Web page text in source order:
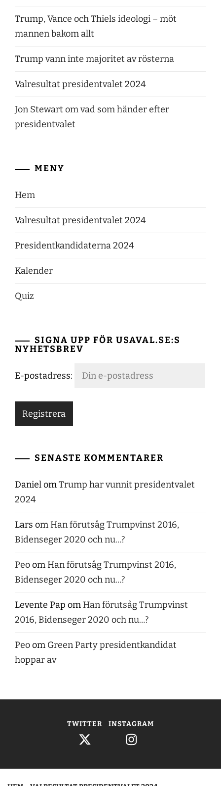
Trump, Vance och Thiels ideologi – möt
mannen bakom allt
Trump vann inte majoritet av rösterna
Valresultat presidentvalet 2024
Jon Stewart om vad som händer efter
presidentvalet
MENY
Hem
Valresultat presidentvalet 2024
Presidentkandidaterna 2024
Kalender
Quiz
SIGNA UPP FÖR USAVAL.SE:S
NYHETSBREV
E-postadress:
SENASTE KOMMENTARER
DanielomTrump har vunnit presidentvalet
2024
Lars om Han förutsåg Trumpvinst 2016,
Bidenseger 2020 och nu…?
Peoom Han förutsåg Trumpvinst 2016,
Bidenseger 2020 och nu…?
Levente Pap om Han förutsåg Trumpvinst
2016, Bidenseger 2020 och nu…?
Peoom Green Party presidentkandidat
hoppar av
TWITTER INSTAGRAM